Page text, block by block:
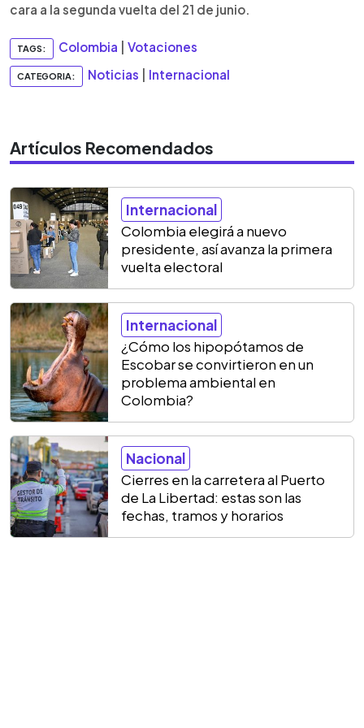
cara a la segunda vuelta del 21 de junio.
TAGS: Colombia Votaciones
CATEGORIA: Noticias Internacional
Artículos Recomendados
Internacional
Colombia elegirá a nuevo
presidente, así avanza la primera
vuelta electoral
Internacional
¿Cómo los hipopótamos de
Escobar se convirtieron en un
problema ambiental en
Colombia?
Nacional
Cierres en la carretera al Puerto
de La Libertad: estas son las
fechas, tramos y horarios